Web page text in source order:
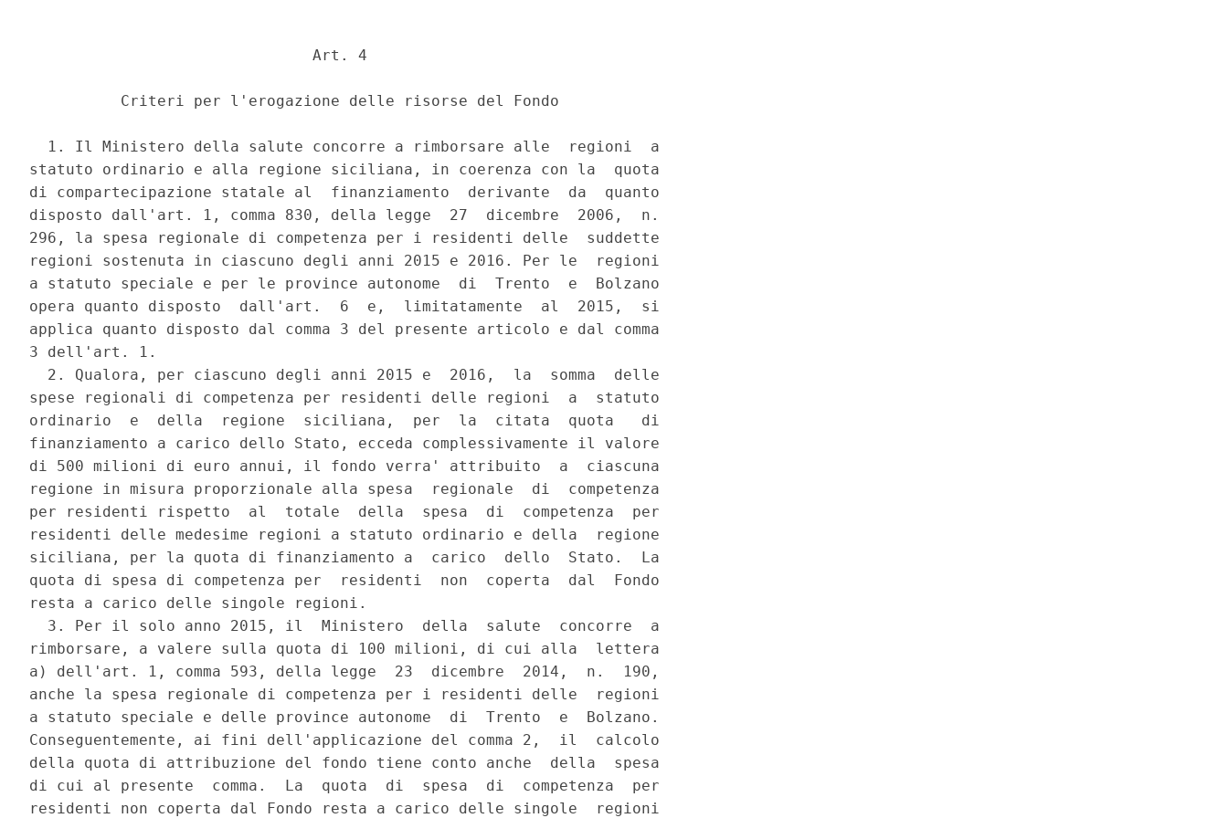
                               Art. 4
          Criteri per l'erogazione delle risorse del Fondo
  1. Il Ministero della salute concorre a rimborsare alle  regioni  a
statuto ordinario e alla regione siciliana, in coerenza con la  quota
di compartecipazione statale al  finanziamento  derivante  da  quanto
disposto dall'art. 1, comma 830, della legge  27  dicembre  2006,  n.
296, la spesa regionale di competenza per i residenti delle  suddette
regioni sostenuta in ciascuno degli anni 2015 e 2016. Per le  regioni
a statuto speciale e per le province autonome  di  Trento  e  Bolzano
opera quanto disposto  dall'art.  6  e,  limitatamente  al  2015,  si
applica quanto disposto dal comma 3 del presente articolo e dal comma
3 dell'art. 1.
  2. Qualora, per ciascuno degli anni 2015 e  2016,  la  somma  delle
spese regionali di competenza per residenti delle regioni  a  statuto
ordinario  e  della  regione  siciliana,  per  la  citata  quota   di
finanziamento a carico dello Stato, ecceda complessivamente il valore
di 500 milioni di euro annui, il fondo verra' attribuito  a  ciascuna
regione in misura proporzionale alla spesa  regionale  di  competenza
per residenti rispetto  al  totale  della  spesa  di  competenza  per
residenti delle medesime regioni a statuto ordinario e della  regione
siciliana, per la quota di finanziamento a  carico  dello  Stato.  La
quota di spesa di competenza per  residenti  non  coperta  dal  Fondo
resta a carico delle singole regioni.
  3. Per il solo anno 2015, il  Ministero  della  salute  concorre  a
rimborsare, a valere sulla quota di 100 milioni, di cui alla  lettera
a) dell'art. 1, comma 593, della legge  23  dicembre  2014,  n.  190,
anche la spesa regionale di competenza per i residenti delle  regioni
a statuto speciale e delle province autonome  di  Trento  e  Bolzano.
Conseguentemente, ai fini dell'applicazione del comma 2,  il  calcolo
della quota di attribuzione del fondo tiene conto anche  della  spesa
di cui al presente  comma.  La  quota  di  spesa  di  competenza  per
residenti non coperta dal Fondo resta a carico delle singole  regioni